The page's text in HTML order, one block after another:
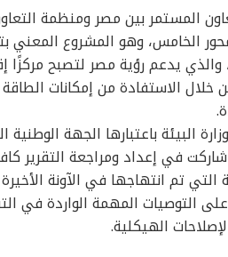
المستمر بين مصر ومنظمة
الخامس، وهو المشروع المعني
يدعم رؤية مصر لتصبح مركزًا
الاستفادة من إمكانات الطاقة
البيئة باعتبارها الجهة
في إعداد ومراجعة التقرير
تم انتهاجها في الآونة
التوصيات المهمة الواردة في
الهيكلية.